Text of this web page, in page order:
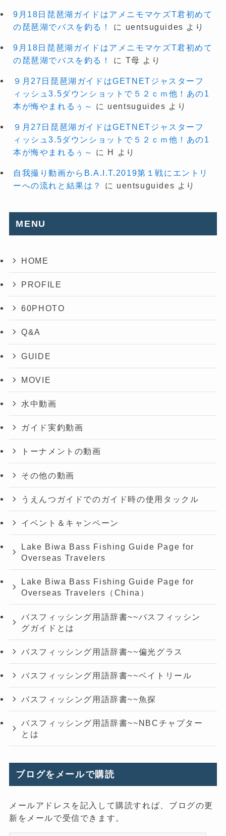
9月18日琵琶湖ガイドはアメニモマケズT君初めて
の琵琶湖でバスを釣る！
に uentsuguides より
9月18日琵琶湖ガイドはアメニモマケズT君初めて
の琵琶湖でバスを釣る！
に T母 より
９月27日琵琶湖ガイドはGETNETジャスターフ
ィッシュ3.5ダウンショットで５２ｃｍ他！あの1
本が悔やまれるぅ～
に uentsuguides より
９月27日琵琶湖ガイドはGETNETジャスターフ
ィッシュ3.5ダウンショットで５２ｃｍ他！あの1
本が悔やまれるぅ～
に H より
自我撮り動画からB.A.I.T.2019第１戦にエントリ
ーへの流れと結果は？
に uentsuguides より
MENU
HOME
PROFILE
60PHOTO
Q&A
GUIDE
MOVIE
水中動画
ガイド実釣動画
トーナメントの動画
その他の動画
うえんつガイドでのガイド時の使用タックル
イベント＆キャンペーン
Lake Biwa Bass Fishing Guide Page for
Overseas Travelers
Lake Biwa Bass Fishing Guide Page for
Overseas Travelers（China）
バスフィッシング用語辞書~~バスフィッシン
グガイドとは
バスフィッシング用語辞書~~偏光グラス
バスフィッシング用語辞書~~ベイトリール
バスフィッシング用語辞書~~魚探
バスフィッシング用語辞書~~NBCチャプター
とは
ブログをメールで購読
メールアドレスを記入して購読すれば、ブログの更
新をメールで受信できます。